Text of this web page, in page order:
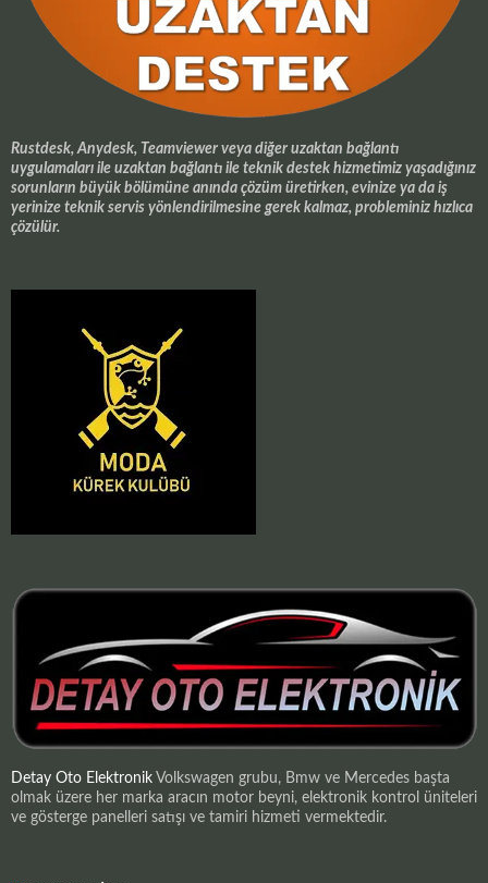
Rustdesk, Anydesk, Teamviewer veya diğer uzaktan bağlantı
uygulamaları ile uzaktan bağlantı ile teknik destek hizmetimiz yaşadığınız
sorunların büyük bölümüne anında çözüm üretirken, evinize ya da iş
yerinize teknik servis yönlendirilmesine gerek kalmaz, probleminiz hızlıca
çözülür.
Detay Oto Elektronik Volkswagen grubu, Bmw ve Mercedes başta
olmak üzere her marka aracın motor beyni, elektronik kontrol üniteleri
ve gösterge panelleri satışı ve tamiri hizmeti vermektedir.